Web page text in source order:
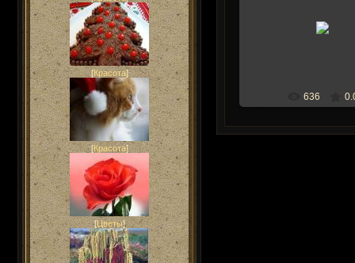
[Красота]
[Красота]
[Цветы]
636